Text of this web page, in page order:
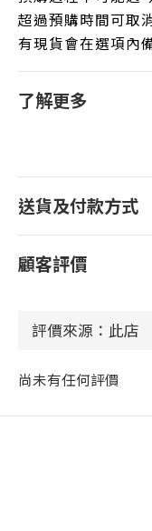
超過預購時間可取
有現貨會在選項內
了解更多
送貨及付款方式
顧客評價
尚未有任何評價